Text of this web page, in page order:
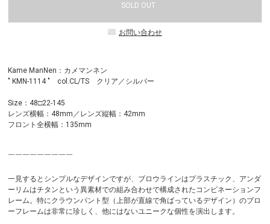
SOLD OUT
お問い合わせ
Kame ManNen：カメマンネン
" KMN-1114 " col.CL/TS クリア／シルバー
Size：48□22-145
レンズ横幅：48mm／レンズ縦幅：42mm
フロント全横幅：135mm
￣￣￣￣￣￣￣￣￣
一見するとシンプルなデザインですが、ブロウラインはプラスチック、アンダ
ーリムはチタンという異素材での組み合わせで構成されたコンビネーションフ
レーム。特にクラウンパント型（上部が直線で角ばっているデザイン）のブロ
ーフレームは非常に珍しく、他にはないユニークな個性を演出します。